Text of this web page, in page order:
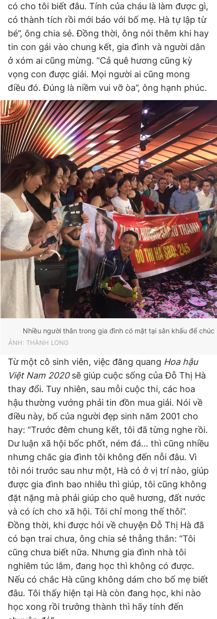
có cho tôi biết đâu. Tính của cháu là làm được gì,
có thành tích rồi mới báo với bố mẹ. Hà tự lập từ
bé”, ông chia sẻ. Đồng thời, ông nói thêm khi hay
tin con gái vào chung kết, gia đình và người dân
ở xóm ai cũng mừng. “Cả quê hương cũng kỳ
vọng con được giải. Mọi người ai cũng mong
điều đó. Đúng là niềm vui vỡ òa”, ông hạnh phúc.
Nhiều người thân trong gia đình có mặt tại sân khấu để
ẢNH: THÀNH LONG
Từ một cô sinh viên, việc đăng quang Hoa hậu
Việt Nam 2020sẽ giúp cuộc sống của Đỗ Thị Hà
thay đổi. Tuy nhiên, sau mỗi cuộc thi, các hoa
hậu thường vướng phải tin đồn mua giải. Nói về
điều này, bố của người đẹp sinh năm 2001 cho
hay: “Trước đêm chung kết, tôi đã từng nghe rồi.
Dư luận xã hội bốc phốt, ném đá... thì cũng nhiều
nhưng chắc gia đình tôi không đến nỗi đâu. Vì
tôi nói trước sau như một, Hà có ở vị trí nào, giúp
được gia đình bao nhiêu thì giúp, tôi cũng không
đặt nặng mà phải giúp cho quê hương, đất nước
và có ích cho xã hội. Tôi chỉ mong thế thôi”.
Đồng thời, khi được hỏi về chuyện Đỗ Thị Hà đã
có bạn trai chưa, ông chia sẻ thẳng thắn: “Tôi
cũng chưa biết nữa. Nhưng gia đình nhà tôi
nghiêm túc lắm, đang học thì không có được.
Nếu có chắc Hà cũng không dám cho bố mẹ biết
đâu. Tôi thấy hiện tại Hà còn đang học, khi nào
học xong rồi trưởng thành thì hãy tính đến